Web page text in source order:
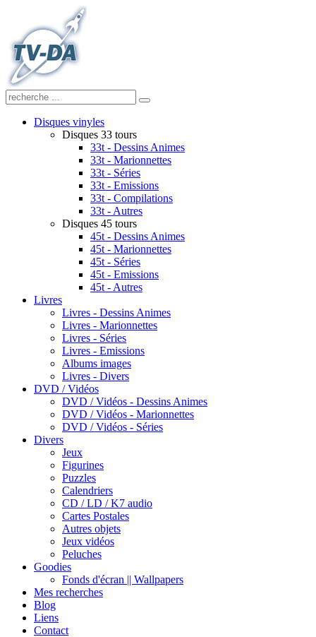
Disques vinyles
Disques 33 tours
33t - Dessins Animes
33t - Marionnettes
33t - Séries
33t - Emissions
33t - Compilations
33t - Autres
Disques 45 tours
45t - Dessins Animes
45t - Marionnettes
45t - Séries
45t - Emissions
45t - Autres
Livres
Livres - Dessins Animes
Livres - Marionnettes
Livres - Séries
Livres - Emissions
Albums images
Livres - Divers
DVD / Vidéos
DVD / Vidéos - Dessins Animes
DVD / Vidéos - Marionnettes
DVD / Vidéos - Séries
Divers
Jeux
Figurines
Puzzles
Calendriers
CD / LD / K7 audio
Cartes Postales
Autres objets
Jeux vidéos
Peluches
Goodies
Fonds d'écran || Wallpapers
Mes recherches
Blog
Liens
Contact